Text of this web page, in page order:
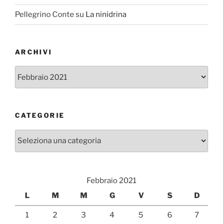
Pellegrino Conte su La ninidrina
ARCHIVI
CATEGORIE
Categorie
Febbraio 2021
L
M M G V S D
1 2 3 4 5 6 7